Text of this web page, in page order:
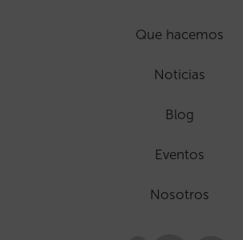
Que hacemos
Noticias
Blog
Eventos
Nosotros